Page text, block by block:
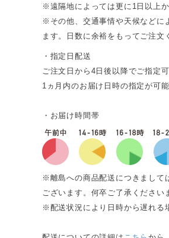
※遠隔地によっては更に1日以上
※その他、交通事情や天候などに
ます。日数に余裕をもってご注文
・指定日配送
ご注文日から4日後以降でご指定可
1ヵ月内のお届け日時の指定が可能
・お届け時間帯
※離島への商品配送につきまして
ございます。何卒ご了承ください
※配送状況により日時から遅れる